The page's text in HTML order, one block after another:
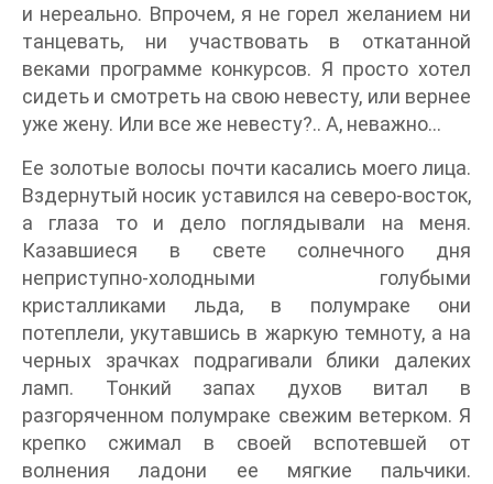
и нереально. Впрочем, я не горел желанием ни
танцевать, ни участвовать в откатанной
веками программе конкурсов. Я просто хотел
сидеть и смотреть на свою невесту, или вернее
уже жену. Или все же невесту?.. А, неважно…
Ее золотые волосы почти касались моего лица.
Вздернутый носик уставился на северо-восток,
а глаза то и дело поглядывали на меня.
Казавшиеся в свете солнечного дня
неприступно-холодными голубыми
кристалликами льда, в полумраке они
потеплели, укутавшись в жаркую темноту, а на
черных зрачках подрагивали блики далеких
ламп. Тонкий запах духов витал в
разгоряченном полумраке свежим ветерком. Я
крепко сжимал в своей вспотевшей от
волнения ладони ее мягкие пальчики.